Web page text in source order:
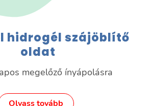
hidrogél szájöblítő
oldat
megelőző ínyápolásra
Olvass tovább